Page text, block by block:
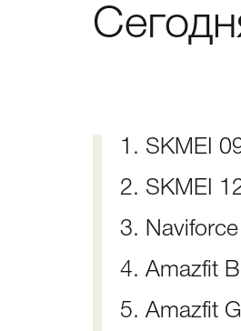
1. SKMEI
2. SKMEI
3.
4. Amazfit
5. Amazfit